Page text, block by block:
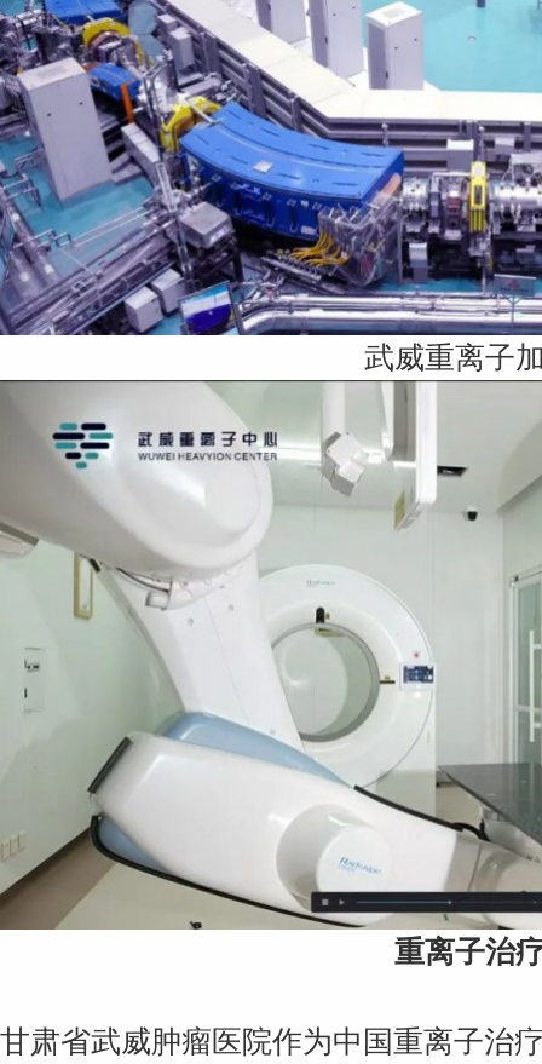
武威重离子
重离子治
甘肃省武威肿瘤医院作为中国重离子治